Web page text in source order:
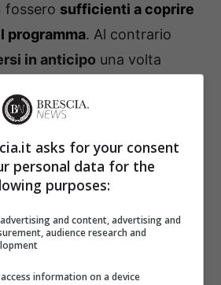
fossero sufficienti a coprire
programma. Al contrario
in anticipo una volta
asks for your consent
personal data for the
purposes:
and content, advertising and
audience research and
information on a device